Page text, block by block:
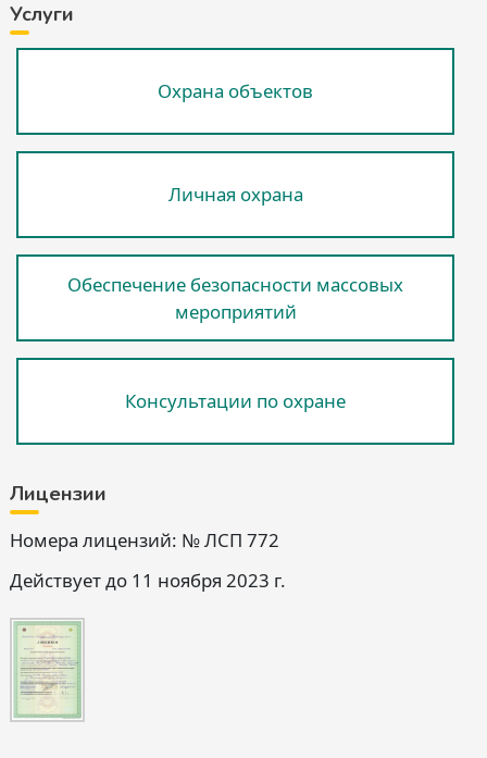
Услуги
Охрана объектов
Личная охрана
Обеспечение безопасности массовых
мероприятий
Консультации по охране
Лицензии
Номера лицензий: № ЛСП 772
Действует до 11 ноября 2023 г.